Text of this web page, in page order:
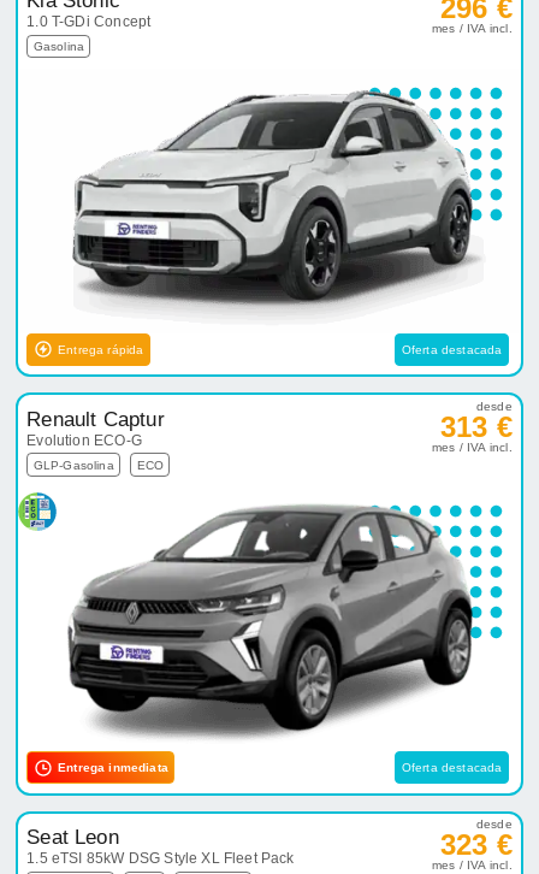
1.0 T-GDi Concept
Gasolina
296 €
mes / IVA incl.
Entrega rápida Oferta destacada
Renault Captur
Evolution ECO-G
GLP-Gasolina ECO
desde
313 €
mes / IVA incl.
Entrega inmediata Oferta destacada
Seat Leon
1.5 eTSI 85kW DSG Style XL Fleet Pack
desde
323 €
mes / IVA incl.